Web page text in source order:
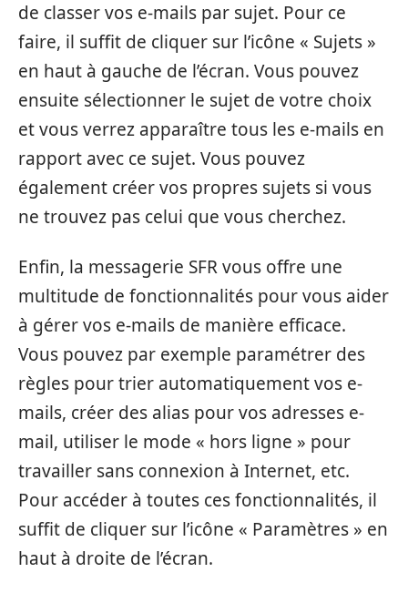
de classer vos e-mails par sujet. Pour ce
faire, il suffit de cliquer sur l’icône « Sujets »
en haut à gauche de l’écran. Vous pouvez
ensuite sélectionner le sujet de votre choix
et vous verrez apparaître tous les e-mails en
rapport avec ce sujet. Vous pouvez
également créer vos propres sujets si vous
ne trouvez pas celui que vous cherchez.
Enfin, la messagerie SFR vous offre une
multitude de fonctionnalités pour vous aider
à gérer vos e-mails de manière efficace.
Vous pouvez par exemple paramétrer des
règles pour trier automatiquement vos e-
mails, créer des alias pour vos adresses e-
mail, utiliser le mode « hors ligne » pour
travailler sans connexion à Internet, etc.
Pour accéder à toutes ces fonctionnalités, il
suffit de cliquer sur l’icône « Paramètres » en
haut à droite de l’écran.